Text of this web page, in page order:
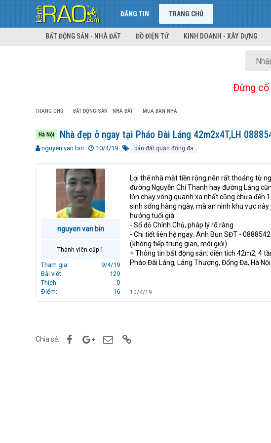
ĐĂNG TIN TRANG CHỦ
BẤT ĐỘNG SẢN - NHÀ ĐẤT ĐỒ ĐIỆN TỬ KINH DOANH - XÂY DỰNG
Đừng cố
TRANG CHỦ BẤT ĐỘNG SẢN - NHÀ ĐẤT MUA BÁN NHÀ
Hà Nội Nhà đẹp ở ngay tại Pháo Đài Láng 42m2x4T,LH
T
r
nguyen van bin
N
à
y
g
ử
i
10/4/19
k
h
ó
a
bán đất quận đống đa
nguyen van bin
Thành viên cấp 1
Tham gia
9/4/19
Bài viết
129
Thích
0
Điểm
16
Lợi thế nhà mặt tiền rộng,nên rất thoáng từ
đường Nguyễn Chí Thanh hay đường Láng
lớn chạy vòng quanh xa nhất cũng chưa đến
sinh sống hàng ngày, mà an ninh khu vực
hưởng tuổi già.
- Sổ đỏ Chính Chủ, pháp lý rõ ràng
- Chi tiết liên hệ ngay: Anh Bun SĐT -
(không tiếp trung gian, môi giới)
+ Thông tin bất động sản: diện tích 42m2, 4
Pháo Đài Láng, Láng Thượng, Đống Đa, Hà Nội
10/4/19
Chia sẻ: FacebookGoogle+Email